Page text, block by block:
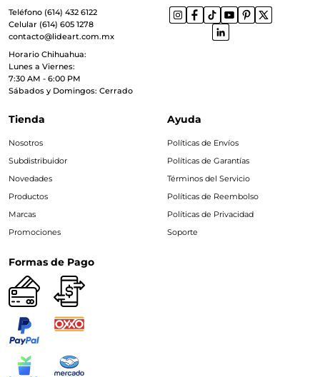
Teléfono (614) 432 6122
Celular (614) 605 1278
contacto@lideart.com.mx
Horario Chihuahua:
Lunes a Viernes:
7:30 AM - 6:00 PM
Sábados y Domingos: Cerrado
Tienda
Nosotros
Subdistribuidor
Novedades
Productos
Marcas
Promociones
Ayuda
Políticas de Envíos
Políticas de Garantías
Términos del Servicio
Políticas de Reembolso
Políticas de Privacidad
Soporte
Formas de Pago